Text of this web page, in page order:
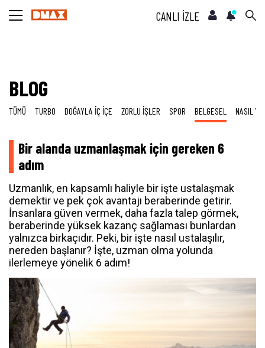
CANLI İZLE
BLOG
TÜMÜ TURBO DOĞAYLA İÇ İÇE ZORLU İŞLER SPOR BELGESEL NASIL
Bir alanda uzmanlaşmak için gereken 6
adım
Uzmanlık, en kapsamlı haliyle bir işte ustalaşmak
demektir ve pek çok avantajı beraberinde getirir.
İnsanlara güven vermek, daha fazla talep görmek,
beraberinde yüksek kazanç sağlaması bunlardan
yalnızca birkaçıdır. Peki, bir işte nasıl ustalaşılır,
nereden başlanır? İşte, uzman olma yolunda
ilerlemeye yönelik 6 adım!